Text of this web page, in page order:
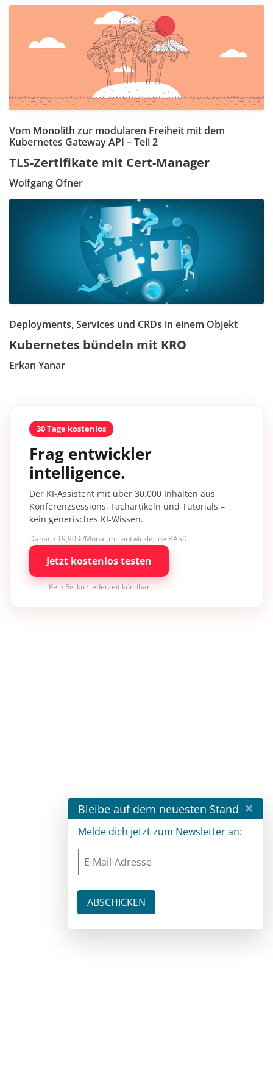
Vom Monolith zur modularen Freiheit mit dem
Kubernetes Gateway API – Teil 2
TLS-Zertifikate mit Cert-Manager
Wolfgang Ofner
Deployments, Services und CRDs in einem Objekt
Kubernetes bündeln mit KRO
Erkan Yanar
30 Tage kostenlos
Frag entwickler
intelligence.
Der KI-Assistent mit über 30.000 Inhalten aus
Konferenzsessions, Fachartikeln und Tutorials –
kein generisches KI-Wissen.
Danach 19,90 €/Monat mit entwickler.de BASIC
Jetzt kostenlos testen
Kein Risiko · jederzeit kündbar
Bleibe auf dem neuesten Stand ×
Melde dich jetzt zum Newsletter an: